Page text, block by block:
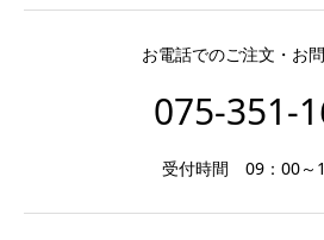
お電話でのご注文・お
075-351-
受付時間 09：00～